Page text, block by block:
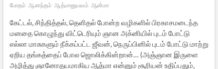
போதம் ஆனந்தம் ஆத்மானுபவம் ஆன்மா
கேட்டல், சிந்தித்தல், தெளிதல் போன்ற வழிகளில் பிரகாசமடைந்த
மனதை கொழுந்து விட்டெரியும் ஞான அக்னியில் புடம் போட்டு
எல்லா மாசுகளும் நீக்கப்பட்ட ஜீவன், நெருப்பினில் புடம் போட்டு மாற்று
ஏறிய தங்கத்தைப் போல ஜொலிக்கின்றான்… (அஞ்ஞான இருளை
அழித்து ஞானோதயமாகிய ஆத்மா என்னும் சூரியன் உதிப்பதும்,